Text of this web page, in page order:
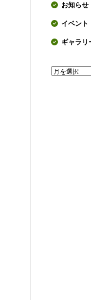
お知らせ
イベント
ギャラリ